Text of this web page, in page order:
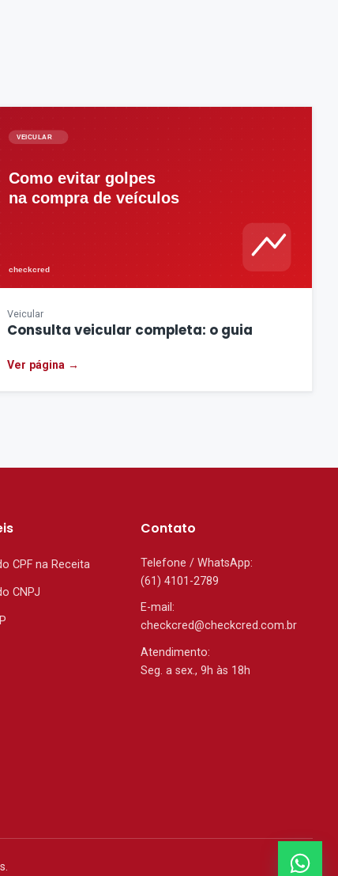
Veicular
Consulta veicular completa: o guia
Ver página →
CPF na Receita
CNPJ
Contato
Telefone / WhatsApp:
(61) 4101-2789
E-mail:
checkcred@checkcred.com.br
Atendimento:
Seg. a sex., 9h às 18h